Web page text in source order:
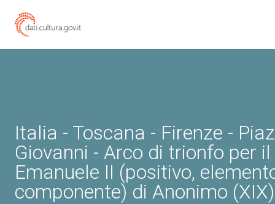
Italia - Toscana - Firenze -
Giovanni - Arco di trionfo per
Emanuele II (positivo,
componente) di Anonimo (XIX)